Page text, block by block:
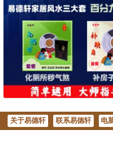
开光：指神像落成后进
太岁符、铜钱、画像、 风
品等亦需进行开光仪式。
入学：拜师接受教育。
沐浴：指沐浴斋戒之
分居：指大家庭分家，
剃头：初生婴儿第一次
关于易德轩 联系易德轩 电